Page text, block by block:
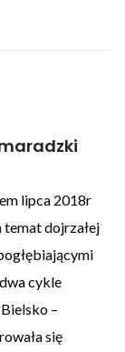
lipca 2018r
temat dojrzałej
cykle
–
się